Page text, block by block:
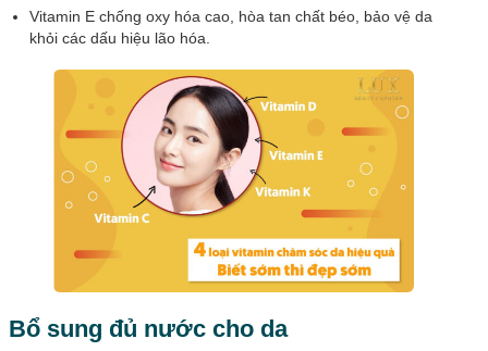
Vitamin E chống oxy hóa cao, hòa tan chất béo, bảo vệ da
khỏi các dấu hiệu lão hóa.
Bổ sung đủ nước cho da